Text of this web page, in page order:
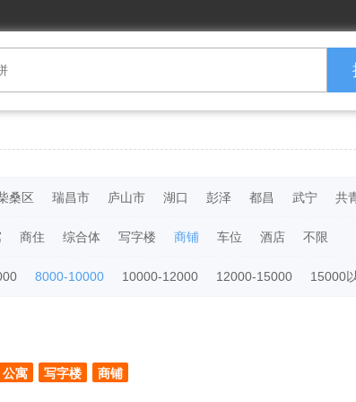
桑区 瑞昌市 庐山市 湖口 彭泽 都昌 武宁 共
商住 综合体 写字楼 商铺 车位 酒店 不限
8000-10000 10000-12000 12000-15000 15000
公寓 写字楼 商铺